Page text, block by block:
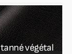
et durabilité,
végétal